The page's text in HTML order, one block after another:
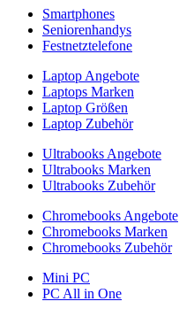
Smartphones
Seniorenhandys
Festnetztelefone
Laptop Angebote
Laptops Marken
Laptop Größen
Laptop Zubehör
Ultrabooks Angebote
Ultrabooks Marken
Ultrabooks Zubehör
Chromebooks Angebote
Chromebooks Marken
Chromebooks Zubehör
Mini PC
PC All in One